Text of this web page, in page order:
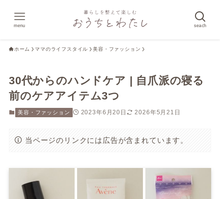
seach
menu
ホーム ママのライフスタイル 美容・ファッション
30代からのハンドケア | 自爪派の寝る
前のケアアイテム3つ
美容・ファッション 2023年6月20日 2026年5月21日
当ページのリンクには広告が含まれています。